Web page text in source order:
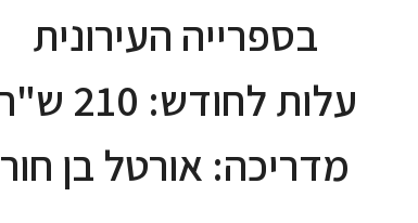
בספרייה העירונית
עלות לחודש: 210 ש"ח
מדריכה: אורטל בן חור